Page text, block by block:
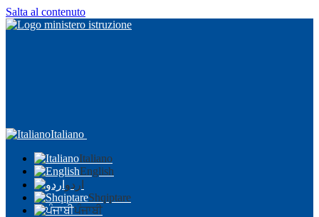
Salta al contenuto
Italiano
Italiano
English
اردو
Shqiptare
ਪੰਜਾਬੀ